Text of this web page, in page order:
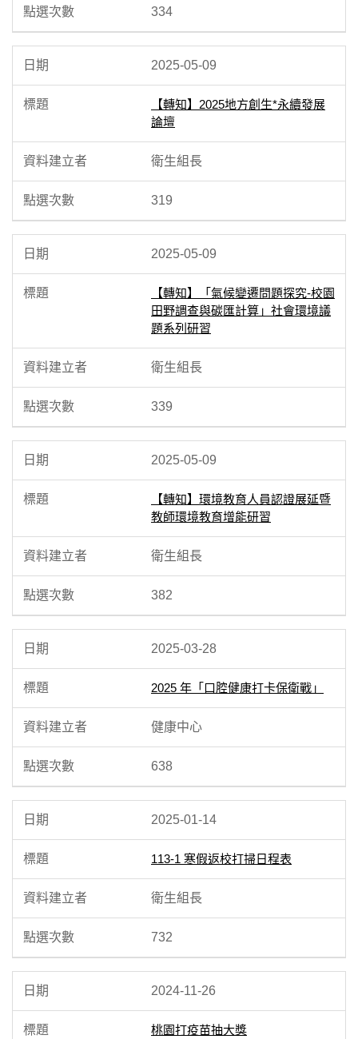
334
2025-05-09
【轉知】2025地方創生*永續發展
論壇
衛生組長
319
2025-05-09
【轉知】「氣候變遷問題探究-校園
田野調查與碳匯計算」社會環境議
題系列研習
衛生組長
339
2025-05-09
【轉知】環境教育人員認證展延暨
教師環境教育增能研習
衛生組長
382
2025-03-28
2025 年「口腔健康打卡保衛戰」
健康中心
638
2025-01-14
113-1 寒假返校打掃日程表
衛生組長
732
2024-11-26
桃園打疫苗抽大獎